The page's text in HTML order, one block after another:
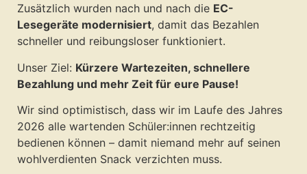
Zusätzlich wurden nach und nach die EC-
Lesegeräte modernisiert, damit das Bezahlen
schneller und reibungsloser funktioniert.
Unser Ziel: Kürzere Wartezeiten, schnellere
Bezahlung und mehr Zeit für eure Pause!
Wir sind optimistisch, dass wir im Laufe des Jahres
2026 alle wartenden Schüler:innen rechtzeitig
bedienen können – damit niemand mehr auf seinen
wohlverdienten Snack verzichten muss.